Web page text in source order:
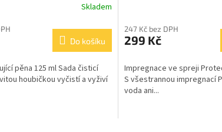
Skladem
Do košíku
pěna 125 ml Sada čisticí
houbičkou vyčistí a vyživí
247 Kč bez DPH
299 Kč
Impregnace ve spreji
S všestrannou impregnací
voda ani...